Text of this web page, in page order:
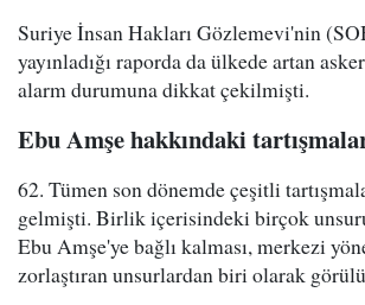
Suriye İnsan Hakları Gözlemevi'nin
yayınladığı raporda da ülkede artan
alarm durumuna dikkat çekilmişti.
Ebu Amşe hakkındaki
62. Tümen son dönemde çeşitli
gelmişti. Birlik içerisindeki birçok
Ebu Amşe'ye bağlı kalması, merkezi
zorlaştıran unsurlardan biri olarak